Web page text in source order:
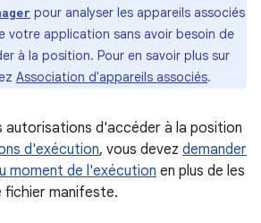
pour analyser les appareils associés
votre application sans avoir besoin de
à la position. Pour en savoir plus sur
Association d'appareils associés.
autorisations d'accéder à la position
d'exécution, vous devez demander
moment de l'exécution en plus de les
manifeste.